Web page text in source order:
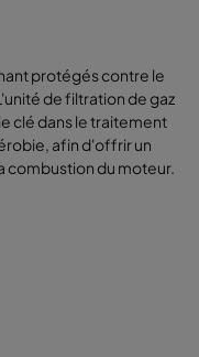
protégés contre le
de filtration de gaz
clé dans le traitement
afin d'offrir un
combustion du moteur.